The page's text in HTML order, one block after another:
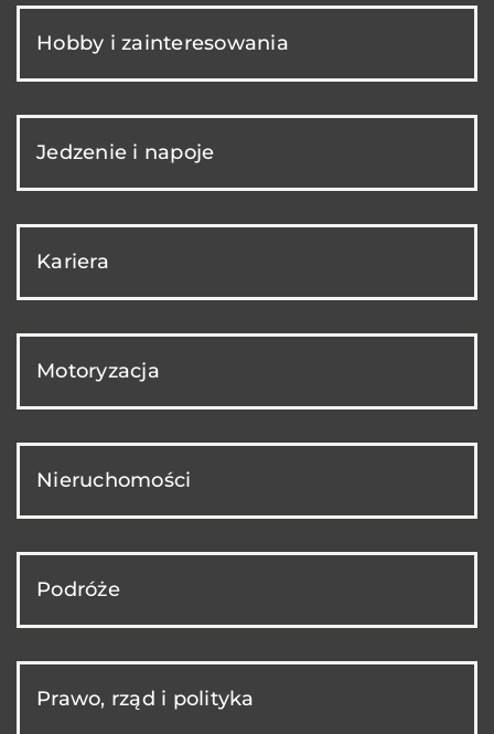
Hobby i zainteresowania
Jedzenie i napoje
Kariera
Motoryzacja
Nieruchomości
Podróże
Prawo, rząd i polityka